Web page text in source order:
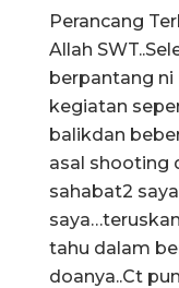
Perancang
Allah
berpantang ni
kegiatan
balikdan
asal shooting
sahabat2
tahu dalam
doanya..Ct